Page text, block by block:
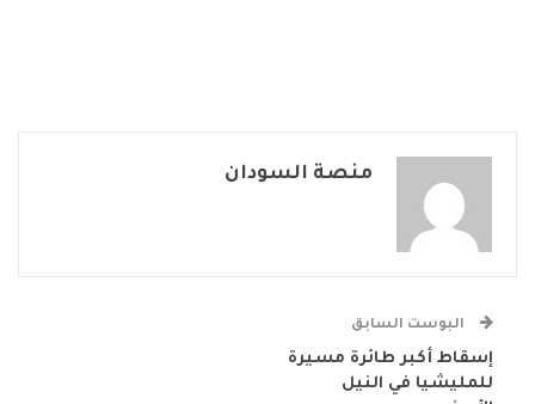
منصة السودان
البوست السابق
إسقاط أكبر طائرة مسيرة
للمليشيا في النيل